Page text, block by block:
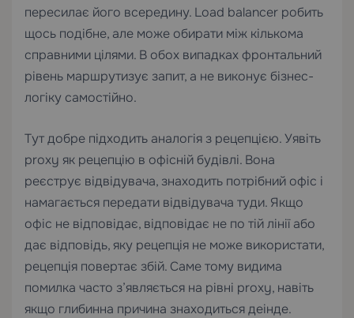
пересилає його всередину. Load balancer робить
щось подібне, але може обирати між кількома
справними цілями. В обох випадках фронтальний
рівень маршрутизує запит, а не виконує бізнес-
логіку самостійно.
Тут добре підходить аналогія з рецепцією. Уявіть
proxy як рецепцію в офісній будівлі. Вона
реєструє відвідувача, знаходить потрібний офіс і
намагається передати відвідувача туди. Якщо
офіс не відповідає, відповідає не по тій лінії або
дає відповідь, яку рецепція не може використати,
рецепція повертає збій. Саме тому видима
помилка часто з’являється на рівні proxy, навіть
якщо глибинна причина знаходиться деінде.